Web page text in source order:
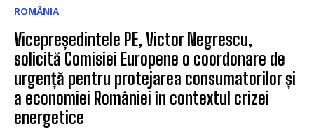
ROMÂNIA
Vicepreședintele PE, Victor Negrescu,
solicită Comisiei Europene o coordonare de
urgență pentru protejarea consumatorilor și
a economiei României în contextul crizei
energetice